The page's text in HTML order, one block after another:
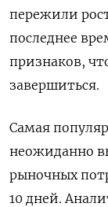
пережили
последнее
признаков,
завершиться.
Самая
неожиданно
рыночных
10 дней.